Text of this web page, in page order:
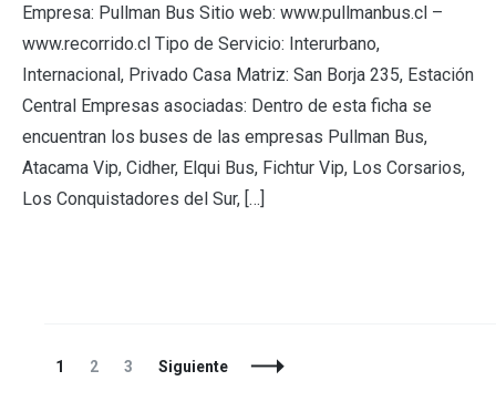
Empresa: Pullman Bus Sitio web: www.pullmanbus.cl –
www.recorrido.cl Tipo de Servicio: Interurbano,
Internacional, Privado Casa Matriz: San Borja 235, Estación
Central Empresas asociadas: Dentro de esta ficha se
encuentran los buses de las empresas Pullman Bus,
Atacama Vip, Cidher, Elqui Bus, Fichtur Vip, Los Corsarios,
Los Conquistadores del Sur, […]
Navegación
Página
1 Página
2 Página
3 Siguiente